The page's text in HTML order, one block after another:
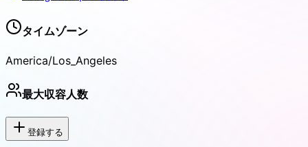
タイムゾーン
America/Los_Angeles
最大収容人数
登録する